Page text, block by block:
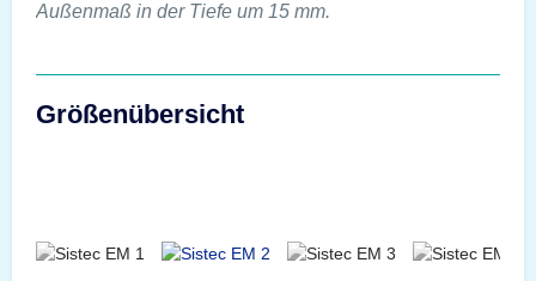
Außenmaß in der Tiefe um 15 mm.
Größenübersicht